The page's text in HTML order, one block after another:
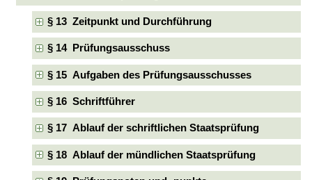
§ 13 Zeitpunkt und Durchführung
§ 14 Prüfungsausschuss
§ 15 Aufgaben des Prüfungsausschusses
§ 16 Schriftführer
§ 17 Ablauf der schriftlichen Staatsprüfung
§ 18 Ablauf der mündlichen Staatsprüfung